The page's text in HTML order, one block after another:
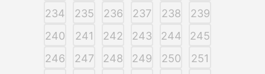
234
235 236 237 238
239
240
241 242 243 244
245
246
247 248 249 250
251